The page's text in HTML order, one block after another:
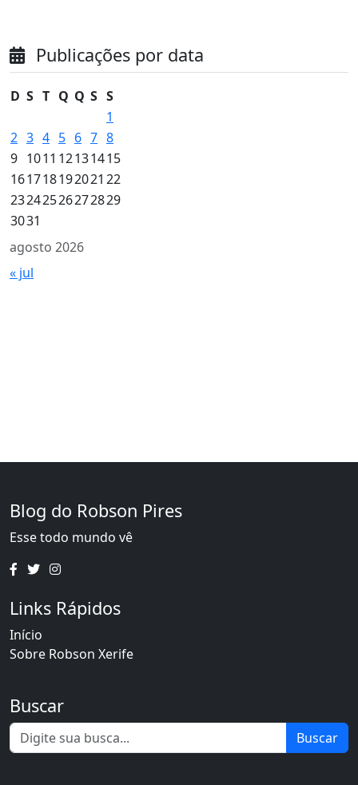
Publicações por data
agosto 2026
D S T Q Q S S
1
2 3 4 5 6 7 8
9 1011 12131415
161718192021 22
23242526272829
3031
« jul
Blog do Robson Pires
Esse todo mundo vê
Links Rápidos
Início
Sobre Robson Xerife
Buscar
Buscar